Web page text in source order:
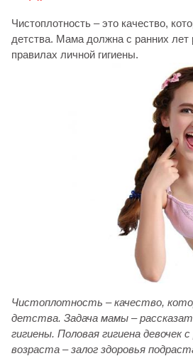
Чистоплотность – это качество,
детства. Мама должна с ранних лет
правилах личной гигиены.
Чистоплотность – качество,
детства. Задача мамы –
гигиены. Половая гигиена девочек
возраста – залог здоровья